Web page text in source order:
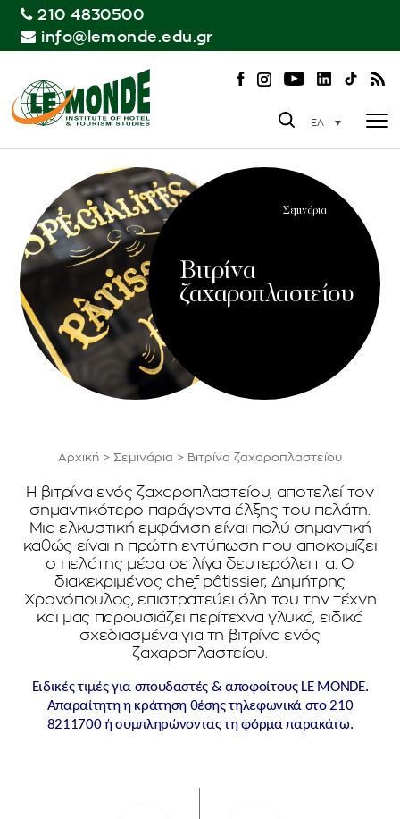
210 4830500
info@lemonde.edu.gr
ΕΛ
Σεμινάρια
Βιτρίνα
ζαχαροπλαστείου
Αρχική > Σεμινάρια > Βιτρίνα ζαχαροπλαστείου
Η βιτρίνα ενός ζαχαροπλαστείου, αποτελεί τον
σημαντικότερο παράγοντα έλξης του πελάτη.
Μια ελκυστική εμφάνιση είναι πολύ σημαντική
καθώς είναι η πρώτη εντύπωση που αποκομίζει
ο πελάτης μέσα σε λίγα δευτερόλεπτα. Ο
διακεκριμένος chef pâtissier, Δημήτρης
Χρονόπουλος, επιστρατεύει όλη του την τέχνη
και μας παρουσιάζει περίτεχνα γλυκά, ειδικά
σχεδιασμένα για τη βιτρίνα ενός
ζαχαροπλαστείου.
Ειδικές τιμές για σπουδαστές & αποφοίτους LE MONDE.
Απαραίτητη η κράτηση θέσης τηλεφωνικά στο 210
8211700 ή συμπληρώνοντας τη φόρμα παρακάτω.